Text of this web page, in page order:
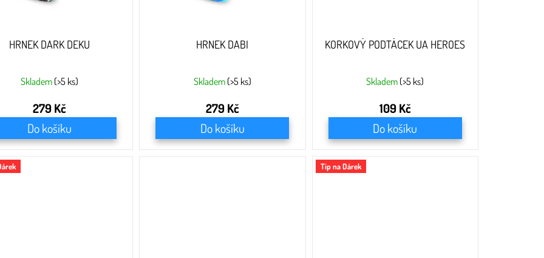
HRNEK DARK DEKU
Skladem (>5 ks)
279 Kč
Do košíku
HRNEK DABI
Skladem (>5 ks)
279 Kč
Do košíku
KORKOVÝ PODTÁCEK UA HEROES
Skladem (>5 ks)
109 Kč
Do košíku
Tip na Dárek